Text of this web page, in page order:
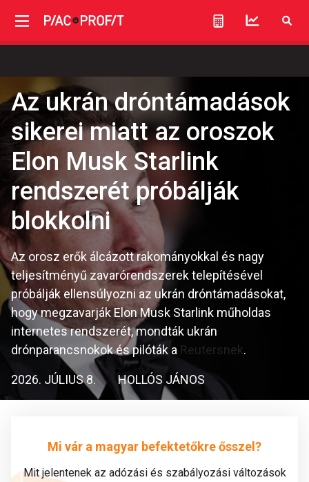
Az ukrán dróntámadások
sikerei miatt az oroszok
Elon Musk Starlink
rendszerét próbálják
blokkolni
Az orosz erők álcázott rakományokkal és nagy
teljesítményű zavarórendszerek telepítésével
próbálják ellensúlyozni az ukrán dróntámadásokat,
hogy megzavarják Elon Musk Starlink műholdas
internetes rendszerét, mondták ukrán
drónparancsnokok és pilóták a Reutersnek.
2026. JÚLIUS 8. HOLLÓS JÁNOS
Mi vár a magyar befektetőkre ősszel?
Mit jelentenek az adózási és szabályozási változások